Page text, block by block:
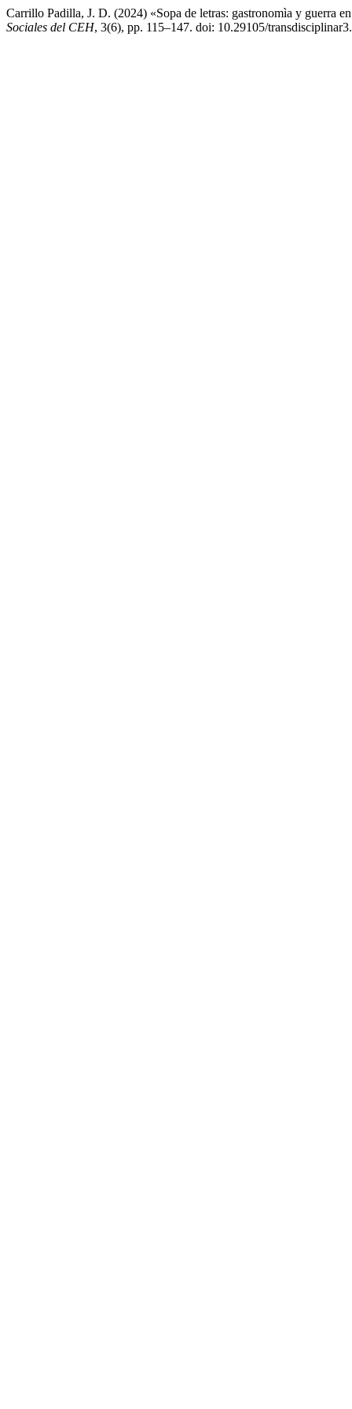
Carrillo Padilla, J. D. (2024) «Sopa de letras: gastronomìa y guerra
Sociales del CEH, 3(6), pp. 115–147. doi: 10.29105/